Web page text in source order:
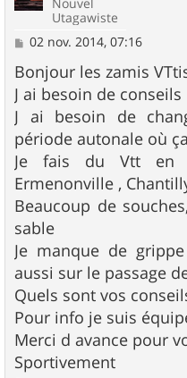
Utagawiste
M
s
s
a
e
02 nov. 2014, 07:16
Bonjour les zamis
J ai besoin de conseils
J ai besoin de
période autonale où
Je fais du Vtt en
Ermenonville ,
Beaucoup de
sable
Je manque de
aussi sur le passage
Quels sont vos
Pour info je suis
Merci d avance pour
Sportivement